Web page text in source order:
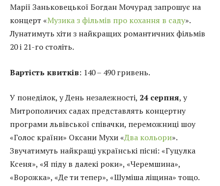
Марії Заньковецької Богдан Мочурад запрошує на
концерт «Музика з фільмів про кохання в саду».
Лунатимуть хіти з найкращих романтичних фільмів
20 і 21-го століть.
Вартість квитків: 140 – 490 гривень.
У понеділок, у День незалежності, 24 серпня, у
Митрополичих садах представлять концертну
програми львівської співачки, переможниці шоу
«Голос країни» Оксани Мухи «Два кольори».
Звучатимуть найкращі українські пісні: «Гуцулка
Ксеня», «Я піду в далекі роки», «Черемшина»,
«Ворожка», «Де ти тепер», «Шуміша ліщина» тощо.